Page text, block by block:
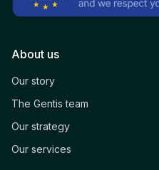
About us
Our story
The Gentis team
Our strategy
Our services